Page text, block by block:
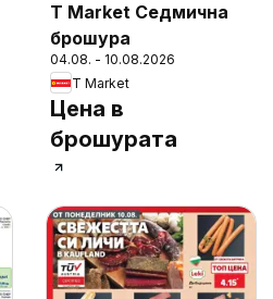
T Market Седмична
брошура
04.08. - 10.08.2026
T Market
Цена в
брошурата